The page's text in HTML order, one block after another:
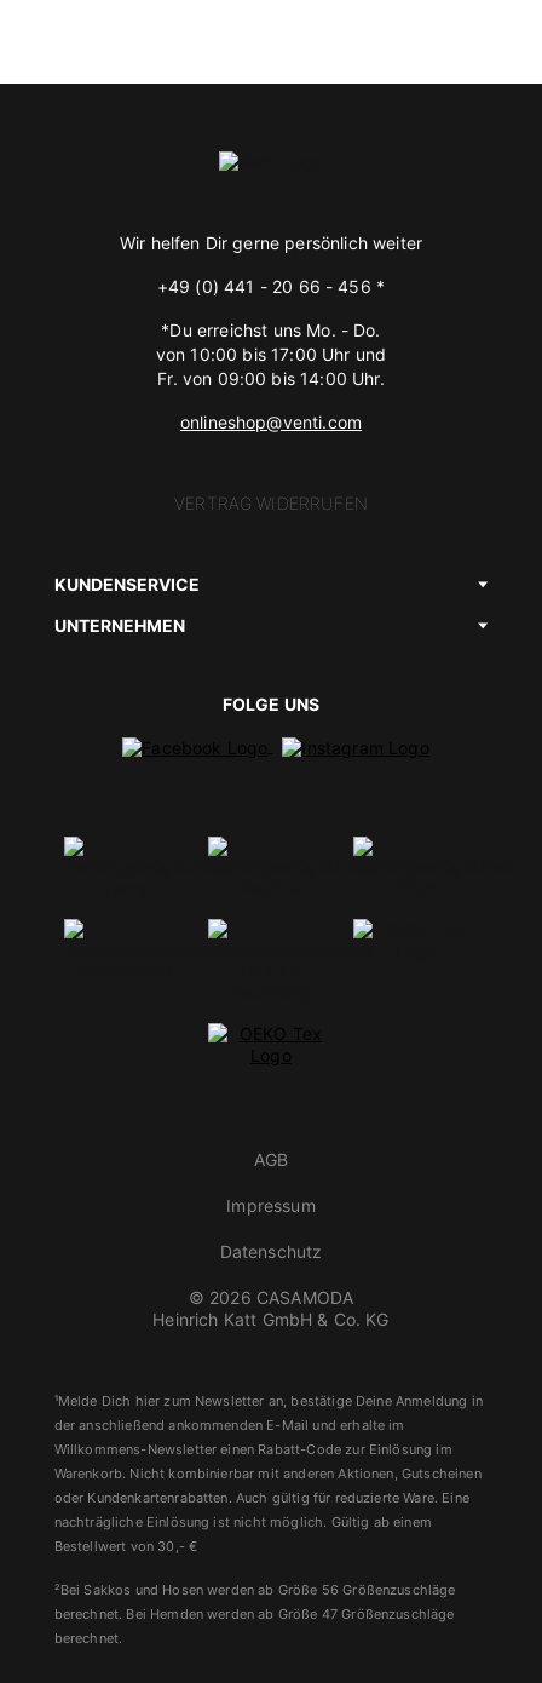
Wir helfen Dir gerne persönlich weiter
+49 (0) 441 - 20 66 - 456 *
*Du erreichst uns Mo. - Do.
von 10:00 bis 17:00 Uhr und
Fr. von 09:00 bis 14:00 Uhr.
onlineshop@venti.com
VERTRAG WIDERRUFEN
KUNDENSERVICE
UNTERNEHMEN
FOLGE UNS
© 2026 CASAMODA
Heinrich Katt GmbH & Co. KG
AGB
Impressum
Datenschutz
¹Melde Dich hier zum Newsletter an, bestätige Deine Anmeldung in
der anschließend ankommenden E-Mail und erhalte im
Willkommens-Newsletter einen Rabatt-Code zur Einlösung im
Warenkorb. Nicht kombinierbar mit anderen Aktionen, Gutscheinen
oder Kundenkartenrabatten. Auch gültig für reduzierte Ware. Eine
nachträgliche Einlösung ist nicht möglich. Gültig ab einem
Bestellwert von 30,- €
²Bei Sakkos und Hosen werden ab Größe 56 Größenzuschläge
berechnet. Bei Hemden werden ab Größe 47 Größenzuschläge
berechnet.